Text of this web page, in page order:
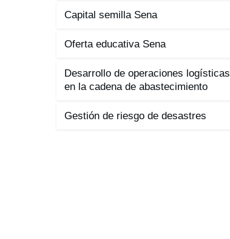
Capital semilla Sena
Oferta educativa Sena
Desarrollo de operaciones logísticas
en la cadena de abastecimiento
Gestión de riesgo de desastres